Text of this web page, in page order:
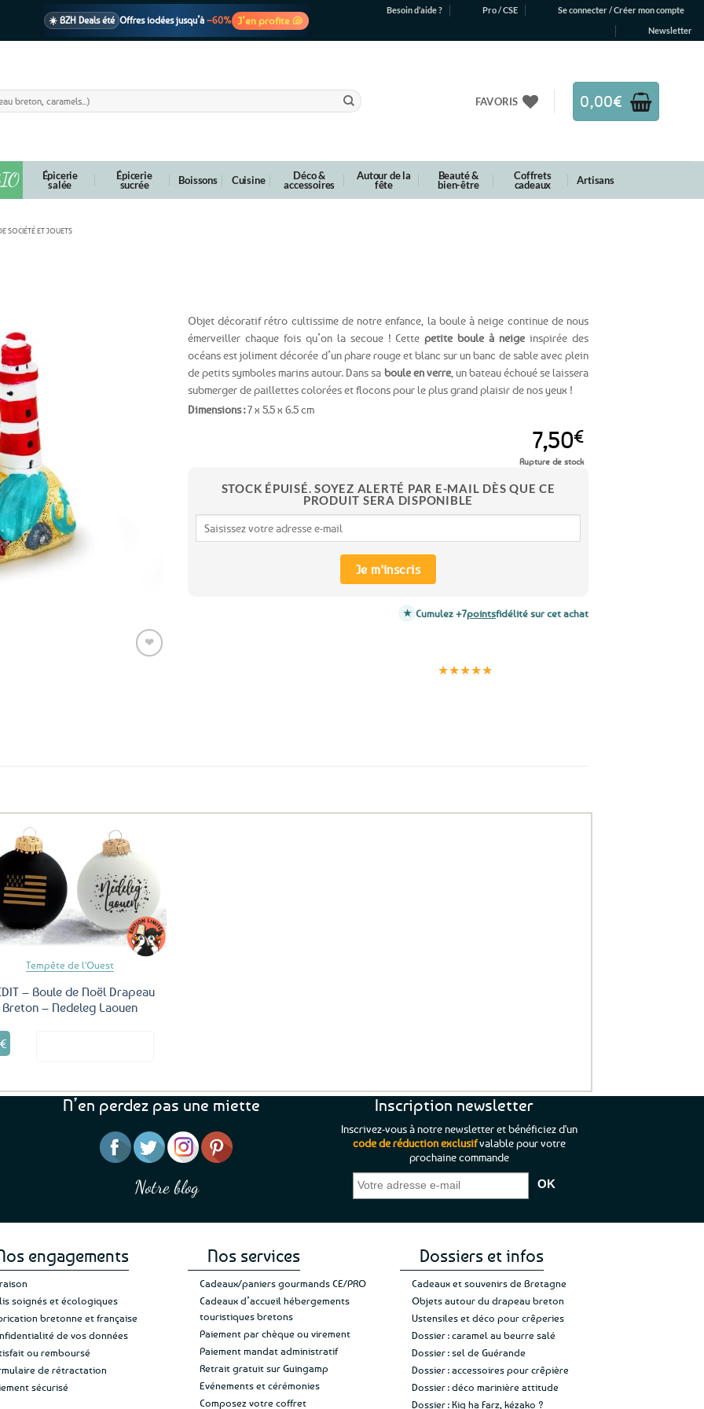
☀️ BZH Deals été Offres iodées jusqu’à –60% J’en profite 🐚
Besoin d’aide ? Pro / CSE
Se connecter / Créer mon compte
Newsletter
FAVORIS 0,00€
Épicerie
salée
Épicerie
sucrée Boissons Cuisine Déco &
accessoires
Autour de la
fête
Beauté &
bien-être
Coffrets
cadeaux Artisans
SOCIÉTÉ ET JOUETS
❤
Objet décoratif rétro cultissime de notre enfance, la boule à neige continue de nous
émerveiller chaque fois qu’on la secoue ! Cettepetite boule à neige inspirée des
océans est joliment décorée d’un phare rouge et blanc sur un banc de sable avec plein
de petits symboles marins autour. Dans sa boule en verre, un bateau échoué se laissera
submerger de paillettes colorées et flocons pour le plus grand plaisir de nos yeux !
Dimensions :7 x 5.5 x 6.5 cm
7,50€
Rupture de stock
STOCK ÉPUISÉ. SOYEZ ALERTÉ PAR E-MAIL DÈS QUE CE
PRODUIT SERA DISPONIBLE
Je m'inscris
Cumulez +7pointsfidélité sur cet achat
★★★★★
Ajouter
aux
favoris
Tempête de l'Ouest
– Boule de Noël Drapeau
Breton – Nedeleg Laouen
€
Ce
variations.
“Une boutique que je recommande pour
leur sérieux, des bons et beaux produits
et une équipe à l’écoute :-)”Patricia M.
“J’ai mis 5 étoiles parce que je pouvais pas
en mettre 6 ;)
Je suis plus que satisfaite de mon achat et
de ma livraison. Ne changez rien”Jade C.
“C’est agréable et tout aussi rassurant
de constater qu’il n’y a pas de petite
commande, mais un client à satisfaire.”
N’en perdez pas une miette
Notre blog
Inscription newsletter
Inscrivez-vous à notre newsletter et bénéficiez d'un
code de réduction exclusifvalable pour votre
prochaine commande
engagements
soignés et écologiques
bretonne et française
de vos données
ou remboursé
de rétractation
sécurisé
Nos services
Cadeaux/paniers gourmands CE/PRO
Cadeaux d’accueil hébergements
touristiques bretons
Paiement par chèque ou virement
Paiement mandat administratif
Retrait gratuit sur Guingamp
Evénements et cérémonies
Composez votre coffret
Dossiers et infos
Cadeaux et souvenirs de Bretagne
Objets autour du drapeau breton
Ustensiles et déco pour crêperies
Dossier : caramel au beurre salé
Dossier : sel de Guérande
Dossier : accessoires pour crêpière
Dossier : déco marinière attitude
Dossier : Kig ha Farz, kézako ?